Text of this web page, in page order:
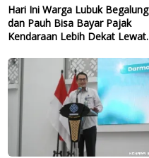
Hari Ini Warga Lubuk Begalung
dan Pauh Bisa Bayar Pajak
Kendaraan Lebih Dekat Lewat